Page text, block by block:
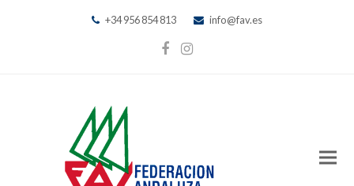
+34 956 854 813 info@fav.es
Facebook
Instagram